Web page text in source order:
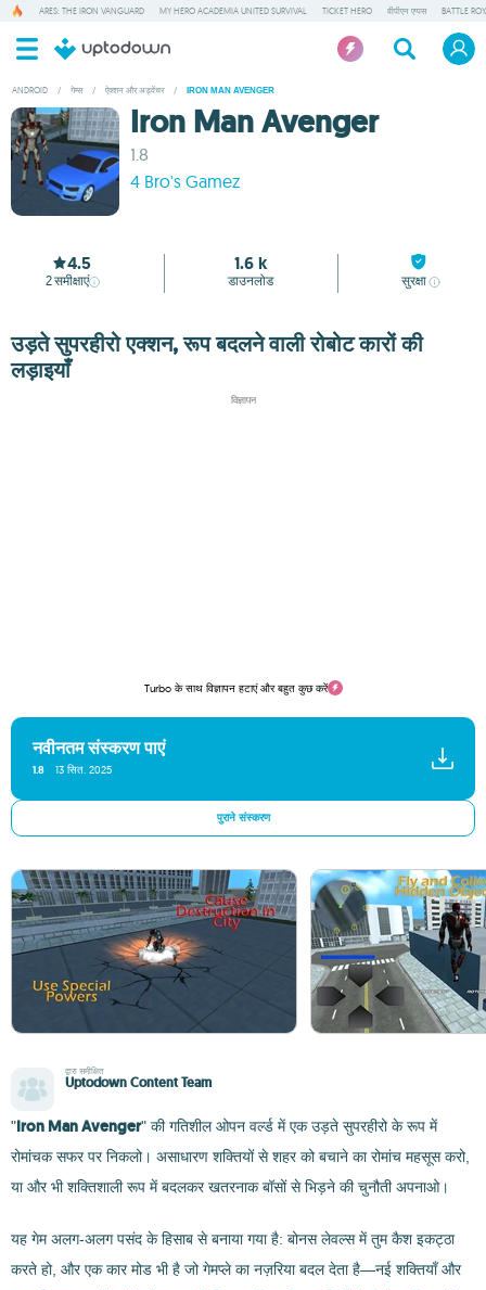
ARES: THE IRON VANGUARD MY HERO ACADEMIA UNITED SURVIVAL TICKET HERO वीपीएन एप्पस BATTLE
ANDROID / गेम्स / ऐक्शन और अड्वेंचर / IRON MAN AVENGER
Iron Man Avenger
1.8
4 Bro's Gamez
4.5
2समीक्षाएं
1.6 k
डाउनलोड सुरक्षा
उड़ते सुपरहीरो एक्शन, रूप बदलने वाली रोबोट कारों की
लड़ाइयाँ
विज्ञापन
Turbo के साथ विज्ञापन हटाएं और बहुत कुछ करें
नवीनतम संस्करण पाएं
1.8 13 सित. 2025
पुराने संस्करण
द्वारा समीक्षित
Uptodown Content Team
"Iron Man Avenger" की गतिशील ओपन वर्ल्ड में एक उड़ते सुपरहीरो के रूप में
रोमांचक सफर पर निकलो। असाधारण शक्तियों से शहर को बचाने का रोमांच महसूस करो,
या और भी शक्तिशाली रूप में बदलकर खतरनाक बॉसों से भिड़ने की चुनौती अपनाओ।
यह गेम अलग-अलग पसंद के हिसाब से बनाया गया है: बोनस लेवल्स में तुम कैश इकट्ठा
करते हो, और एक कार मोड भी है जो गेमप्ले का नज़रिया बदल देता है—नई शक्तियाँ और